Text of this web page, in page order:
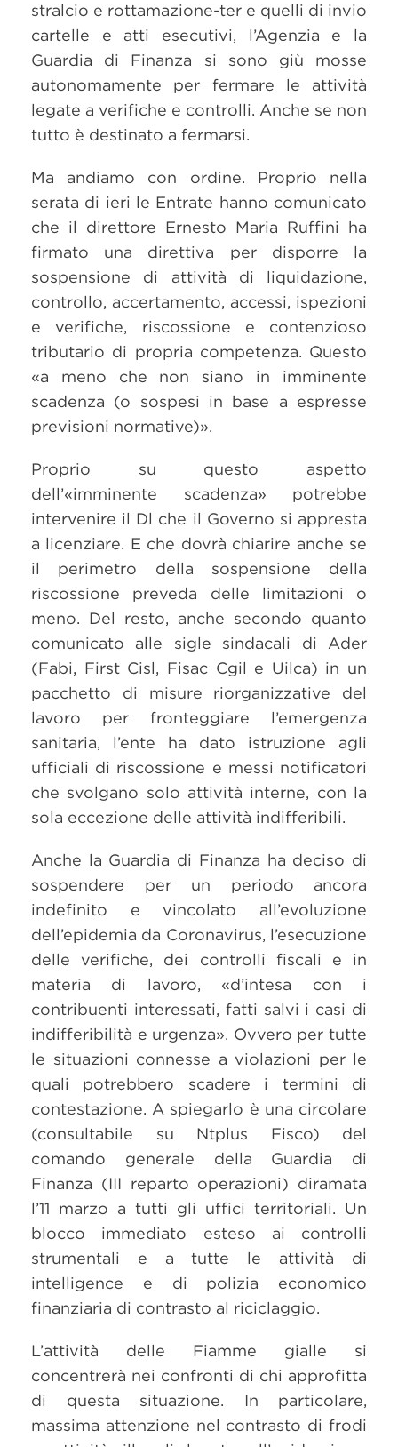
stralcio e rottamazione-ter e quelli di invio
cartelle e atti esecutivi, l’Agenzia e la
Guardia di Finanza si sono giù mosse
autonomamente per fermare le attività
legate a verifiche e controlli. Anche se non
tutto è destinato a fermarsi.
Ma andiamo con ordine. Proprio nella
serata di ieri le Entrate hanno comunicato
che il direttore Ernesto Maria Ruffini ha
firmato una direttiva per disporre la
sospensione di attività di liquidazione,
controllo, accertamento, accessi, ispezioni
e verifiche, riscossione e contenzioso
tributario di propria competenza. Questo
«a meno che non siano in imminente
scadenza (o sospesi in base a espresse
previsioni normative)».
Proprio su questo aspetto
dell’«imminente scadenza» potrebbe
intervenire il Dl che il Governo si appresta
a licenziare. E che dovrà chiarire anche se
il perimetro della sospensione della
riscossione preveda delle limitazioni o
meno. Del resto, anche secondo quanto
comunicato alle sigle sindacali di Ader
(Fabi, First Cisl, Fisac Cgil e Uilca) in un
pacchetto di misure riorganizzative del
lavoro per fronteggiare l’emergenza
sanitaria, l’ente ha dato istruzione agli
ufficiali di riscossione e messi notificatori
che svolgano solo attività interne, con la
sola eccezione delle attività indifferibili.
Anche la Guardia di Finanza ha deciso di
sospendere per un periodo ancora
indefinito e vincolato all’evoluzione
dell’epidemia da Coronavirus, l’esecuzione
delle verifiche, dei controlli fiscali e in
materia di lavoro, «d’intesa con i
contribuenti interessati, fatti salvi i casi di
indifferibilità e urgenza». Ovvero per tutte
le situazioni connesse a violazioni per le
quali potrebbero scadere i termini di
contestazione. A spiegarlo è una circolare
(consultabile su Ntplus Fisco) del
comando generale della Guardia di
Finanza (III reparto operazioni) diramata
l’11 marzo a tutti gli uffici territoriali. Un
blocco immediato esteso ai controlli
strumentali e a tutte le attività di
intelligence e di polizia economico
finanziaria di contrasto al riciclaggio.
L’attività delle Fiamme gialle si
concentrerà nei confronti di chi approfitta
di questa situazione. In particolare,
massima attenzione nel contrasto di frodi